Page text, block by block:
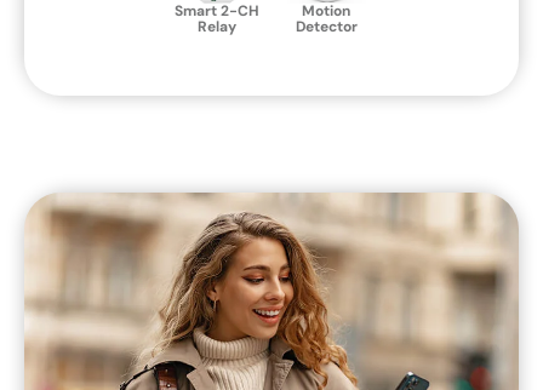
Smart 2-CH
Relay
Motion
Detector